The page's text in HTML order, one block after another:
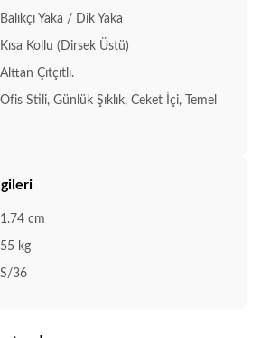
Balıkçı Yaka / Dik Yaka
Kısa Kollu (Dirsek Üstü)
Alttan Çıtçıtlı.
Ofis Stili, Günlük Şıklık, Ceket İçi, Temel
1.74 cm
55 kg
S/36